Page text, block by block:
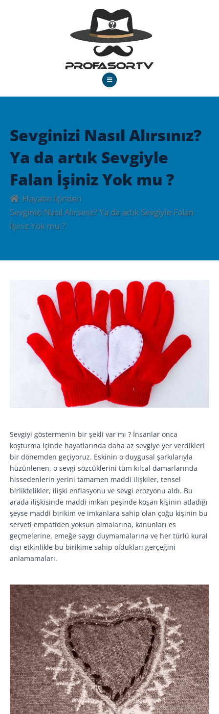
Sevginizi Nasıl Alırsınız?
Ya da artık Sevgiyle
Falan İşiniz Yok mu ?
Hayatın İçinden
Sevginizi Nasıl Alırsınız? Ya da artık Sevgiyle Falan
İşiniz Yok mu ?
Sevgiyi göstermenin bir şekli var mı ? İnsanlar onca
koşturma içinde hayatlarında daha az sevgiye yer verdikleri
bir dönemden geçiyoruz. Eskinin o duygusal şarkılarıyla
hüzünlenen, o sevgi sözcüklerini tüm kılcal damarlarında
hissedenlerin yerini tamamen maddi ilişkiler, tensel
birliktelikler, ilişki enflasyonu ve sevgi erozyonu aldı. Bu
arada ilişkisinde maddi imkan peşinde koşan kişinin atladığı
şeyse maddi birikim ve imkanlara sahip olan çoğu kişinin bu
serveti empatiden yoksun olmalarına, kanunları es
geçmelerine, emeğe saygı duymamalarına ve her türlü kural
dışı etkinlikle bu birikime sahip oldukları gerçeğini
anlamamaları.